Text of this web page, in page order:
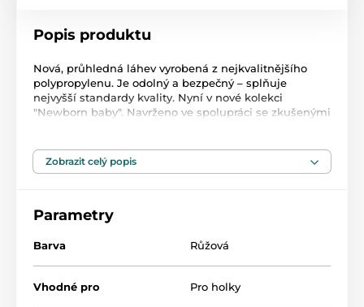
Popis produktu
Nová, průhledná láhev vyrobená z nejkvalitnějšího
polypropylenu. Je odolný a bezpečný – splňuje
nejvyšší standardy kvality. Nyní v nové kolekci
"Newborn baby". Navrženo ve spolupráci se zkušenými
Zobrazit celý popis
Parametry
Barva Růžová
Vhodné pro Pro holky